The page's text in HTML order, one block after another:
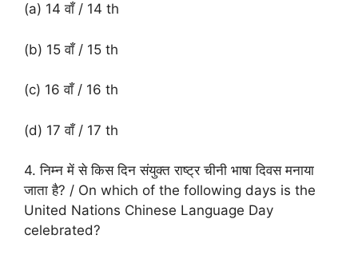
(a) 14 वाँ / 14 th
(b) 15 वाँ / 15 th
(c) 16 वाँ / 16 th
(d) 17 वाँ / 17 th
4. निम्न में से किस दिन संयुक्त राष्ट्र चीनी भाषा दिवस मनाया
जाता है? / On which of the following days is the
United Nations Chinese Language Day
celebrated?